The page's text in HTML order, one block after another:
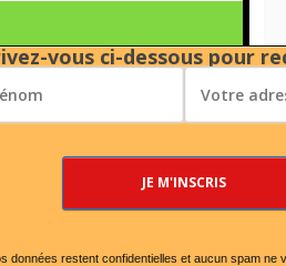
vous ci-dessous pour
données restent confidentielles et aucun spam ne